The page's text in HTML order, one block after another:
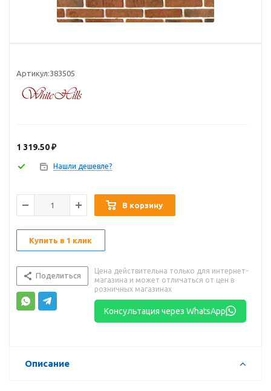
Артикул:383505
1 319.50₽
Нашли дешевле?
В корзину
Купить в 1 клик
Поделиться
Цена действительна только для интернет-
магазина и может отличаться от цен в
розничных магазинах
Консультация через WhatsApp
Описание